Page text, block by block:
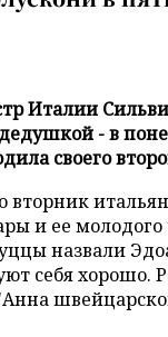
Италии
- в
своего
вторник
и ее молодого
назвали
себя хорошо.